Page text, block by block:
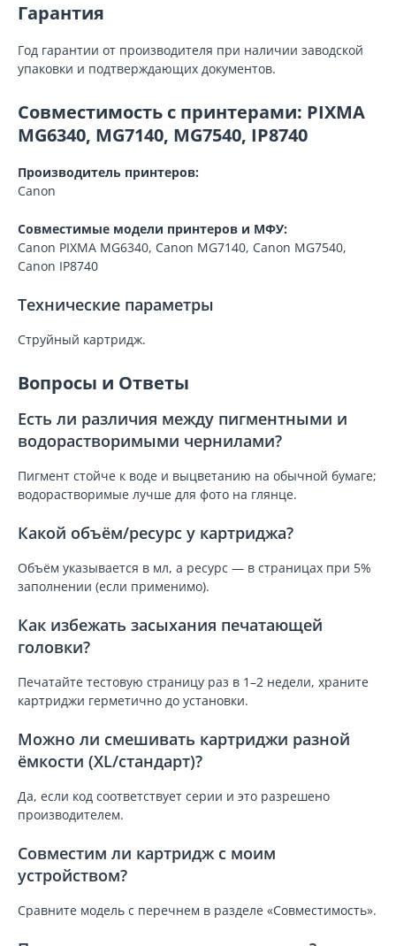
Гарантия
Год гарантии от производителя при наличии заводской
упаковки и подтверждающих документов.
Совместимость с принтерами: PIXMA
MG6340, MG7140, MG7540, IP8740
Производитель принтеров:
Canon
Совместимые модели принтеров и МФУ:
Canon PIXMA MG6340, Canon MG7140, Canon MG7540,
Canon IP8740
Технические параметры
Струйный картридж.
Вопросы и Ответы
Есть ли различия между пигментными и
водорастворимыми чернилами?
Пигмент стойче к воде и выцветанию на обычной бумаге;
водорастворимые лучше для фото на глянце.
Какой объём/ресурс у картриджа?
Объём указывается в мл, а ресурс — в страницах при 5%
заполнении (если применимо).
Как избежать засыхания печатающей
головки?
Печатайте тестовую страницу раз в 1–2 недели, храните
картриджи герметично до установки.
Можно ли смешивать картриджи разной
ёмкости (XL/стандарт)?
Да, если код соответствует серии и это разрешено
производителем.
Совместим ли картридж с моим
устройством?
Сравните модель с перечнем в разделе «Совместимость».